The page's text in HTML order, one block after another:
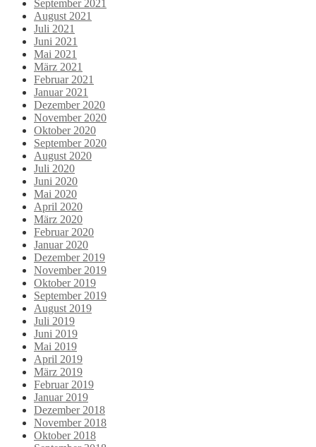
September 2021
August 2021
Juli 2021
Juni 2021
Mai 2021
März 2021
Februar 2021
Januar 2021
Dezember 2020
November 2020
Oktober 2020
September 2020
August 2020
Juli 2020
Juni 2020
Mai 2020
April 2020
März 2020
Februar 2020
Januar 2020
Dezember 2019
November 2019
Oktober 2019
September 2019
August 2019
Juli 2019
Juni 2019
Mai 2019
April 2019
März 2019
Februar 2019
Januar 2019
Dezember 2018
November 2018
Oktober 2018